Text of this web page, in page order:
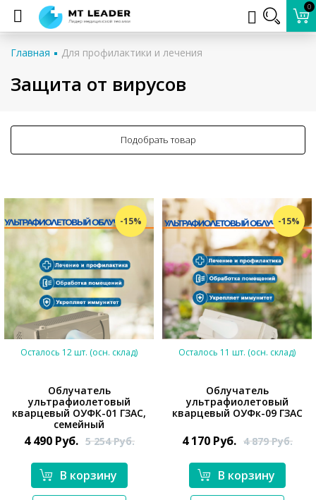
0
Главная Для профилактики и лечения
Защита от вирусов
Подобрать товар
-15%
Осталось 12 шт. (осн. склад)
Облучатель
ультрафиолетовый
кварцевый ОУФК-01 ГЗАС,
семейный
4 490 Руб. 5 254Руб.
В корзину
-15%
Осталось 11 шт. (осн. склад)
Облучатель
ультрафиолетовый
кварцевый ОУФк-09 ГЗАС
4 170 Руб. 4 879Руб.
В корзину